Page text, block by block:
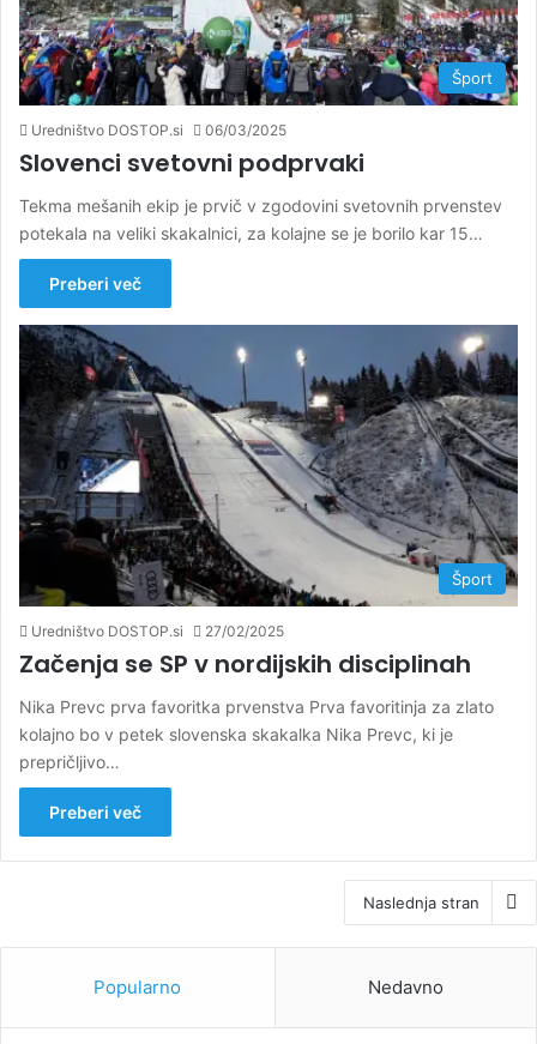
Šport
Uredništvo DOSTOP.si 06/03/2025
Slovenci svetovni podprvaki
Tekma mešanih ekip je prvič v zgodovini svetovnih prvenstev
potekala na veliki skakalnici, za kolajne se je borilo kar 15…
Preberi več
Šport
Uredništvo DOSTOP.si 27/02/2025
Začenja se SP v nordijskih disciplinah
Nika Prevc prva favoritka prvenstva Prva favoritinja za zlato
kolajno bo v petek slovenska skakalka Nika Prevc, ki je
prepričljivo…
Preberi več
Naslednja stran
Popularno Nedavno